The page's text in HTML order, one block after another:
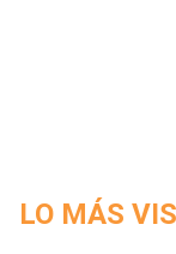
LO MÁS